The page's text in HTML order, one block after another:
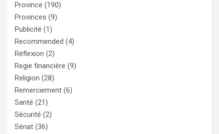
Province (190)
Provinces (9)
Publicité (1)
Recommended (4)
Réflexion (2)
Regie financière (9)
Religion (28)
Remerciement (6)
Santé (21)
Sécurité (2)
Sénat (36)